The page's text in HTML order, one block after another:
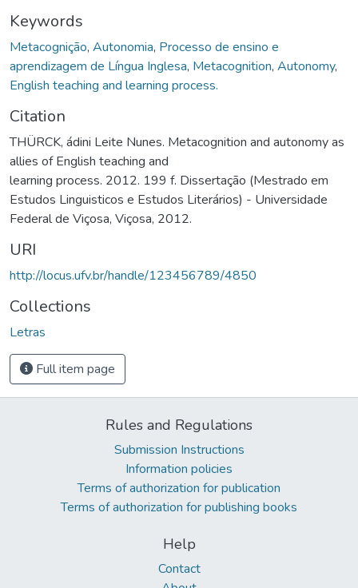
Keywords
Metacognição, Autonomia, Processo de ensino e
aprendizagem de Língua Inglesa, Metacognition, Autonomy,
English teaching and learning process.
Citation
THÜRCK, ádini Leite Nunes. Metacognition and autonomy as
allies of English teaching and
learning process. 2012. 199 f. Dissertação (Mestrado em
Estudos Linguisticos e Estudos Literários) - Universidade
Federal de Viçosa, Viçosa, 2012.
URI
http://locus.ufv.br/handle/123456789/4850
Collections
Letras
Full item page
Rules and Regulations
Submission Instructions
Information policies
Terms of authorization for publication
Terms of authorization for publishing books
Help
Contact